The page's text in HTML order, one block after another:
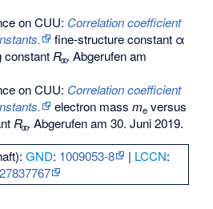
on CUU: Correlation coefficient
fine-structure constant α
constantR⚭. Abgerufen am
on CUU: Correlation coefficient
electron massme versus
R⚭. Abgerufen am 30. Juni 2019.
GND: 1009053-8 | LCCN: